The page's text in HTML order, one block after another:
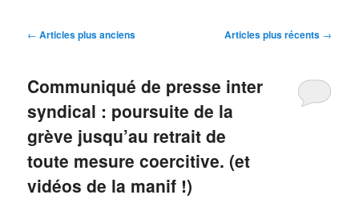
Navigation
← Articles plus anciens Articles plus récents →
Communiqué de presse inter
syndical : poursuite de la
grève jusqu’au retrait de
toute mesure coercitive. (et
vidéos de la manif !)